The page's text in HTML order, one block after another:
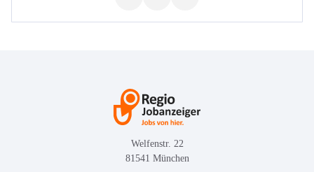
Welfenstr. 22
81541 München